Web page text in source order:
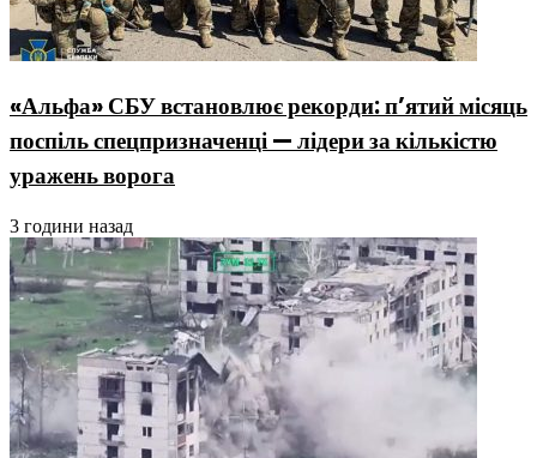
«Альфа» СБУ встановлює рекорди: п’ятий місяць
поспіль спецпризначенці — лідери за кількістю
уражень ворога
3 години назад